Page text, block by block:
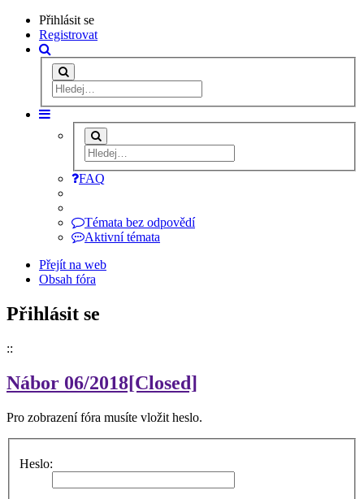
Přihlásit se
Registrovat
FAQ
Témata bez odpovědí
Aktivní témata
Přejít na web
Obsah fóra
Přihlásit se
::
Nábor 06/2018[Closed]
Pro zobrazení fóra musíte vložit heslo.
Heslo: